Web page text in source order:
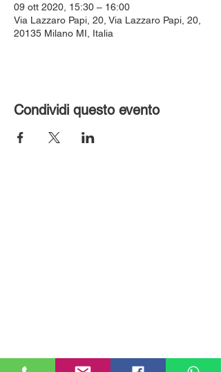
09 ott 2020, 15:30 – 16:00
Via Lazzaro Papi, 20, Via Lazzaro Papi, 20,
20135 Milano MI, Italia
Condividi questo evento